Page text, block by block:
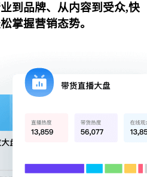
到品牌、从内容到受众,快
掌握营销态势。